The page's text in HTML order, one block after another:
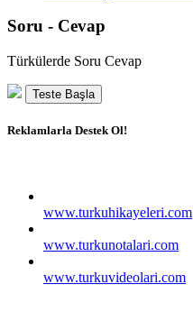
Soru - Cevap
Türkülerde Soru Cevap
Teste Başla
Reklamlarla Destek Ol!
www.turkuhikayeleri.com
www.turkunotalari.com
www.turkuvideolari.com